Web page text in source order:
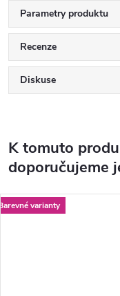
Parametry produktu
Recenze
Diskuse
K tomuto
doporučujeme
varianty